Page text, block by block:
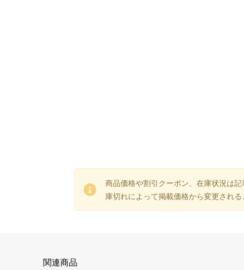
商品価格や割引クーポン、在庫状況は
庫切れによって掲載価格から変更され
関連商品